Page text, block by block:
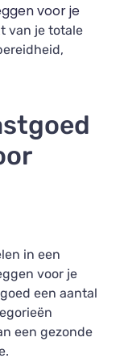
voor je
van je totale
in een
voor je
een aantal
een gezonde